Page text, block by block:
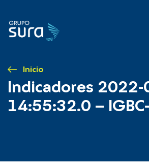
Inicio
Indicadores
14:55:32.0 – IGBC-